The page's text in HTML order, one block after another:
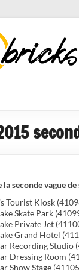
seconde vague
Tourist Kiosk
Skate Park
Private Jet
Grand Hotel
Recording Studio
Dressing Room
Show Stage